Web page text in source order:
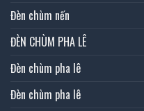
Đèn chùm nến
ĐÈN CHÙM PHA LÊ
Đèn chùm pha lê
Đèn chùm pha lê